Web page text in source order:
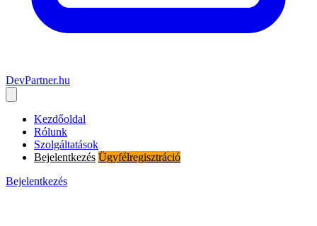
DevPartner.hu
Kezdőoldal
Rólunk
Szolgáltatások
Bejelentkezés Ügyfélregisztráció
Bejelentkezés